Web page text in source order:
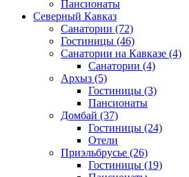
Пансионаты
Северный Кавказ
Санатории (72)
Гостиницы (46)
Санатории на Кавказе (4)
Санатории (4)
Архыз (5)
Гостиницы (3)
Пансионаты
Домбай (37)
Гостиницы (24)
Отели
Приэльбрусье (26)
Гостиницы (19)